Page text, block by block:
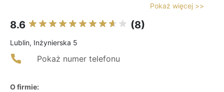
Pokaż więcej >>
8.6 (8)
Lublin, Inżynierska 5
Pokaż numer telefonu
O firmie: